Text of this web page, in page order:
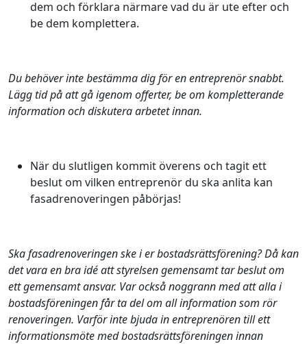
dem och förklara närmare vad du är ute efter och
be dem komplettera.
Du behöver inte bestämma dig för en entreprenör snabbt.
Lägg tid på att gå igenom offerter, be om kompletterande
information och diskutera arbetet innan.
När du slutligen kommit överens och tagit ett
beslut om vilken entreprenör du ska anlita kan
fasadrenoveringen påbörjas!
Ska fasadrenoveringen ske i er bostadsrättsförening? Då kan
det vara en bra idé att styrelsen gemensamt tar beslut om
ett gemensamt ansvar. Var också noggrann med att alla i
bostadsföreningen får ta del om all information som rör
renoveringen. Varför inte bjuda in entreprenören till ett
informationsmöte med bostadsrättsföreningen innan